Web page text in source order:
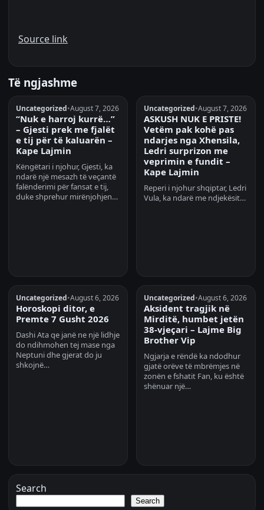
Source link
Të ngjashme
Uncategorized•August 7, 2026
“Nuk e harroj kurrë…”
– Gjesti prek me fjalët
e tij për të kaluarën –
Kape Lajmin
Këngëtari i njohur, Gjesti, ka
ndarë një mesazh të veçantë
falënderimi për fansat e tij,
duke shprehur mirënjohjen…
Uncategorized•August 7, 2026
ASKUSH NUK E PRISTE!
Vetëm pak kohë pas
ndarjes nga Xhensila,
Ledri surprizon me
veprimin e fundit –
Kape Lajmin
Reperi i njohur shqiptar, Ledri
Vula, ka ndarë me ndjekësit…
Uncategorized•August 6, 2026
Horoskopi ditor, e
Premte 7 Gusht 2026
Dashi Ata qe janë ne një lidhje
do ndihmohen tej mase nga
Neptuni dhe gjerat do ju
shkojnë…
Uncategorized•August 6, 2026
Aksident tragjik në
Mirditë, humbet jetën
38-vjeçari – Lajme Big
Brother Vip
Ngjarja e rëndë ka ndodhur
gjatë orëve të mbrëmjes në
zonën e fshatit Fan, ku është
shënuar një…
Search
Search